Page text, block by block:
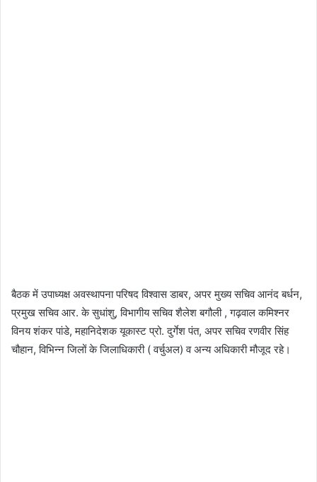
बैठक में उपाध्यक्ष अवस्थापना परिषद विश्वास डाबर, अपर मुख्य सचिव आनंद बर्धन,
प्रमुख सचिव आर. के सुधांशु, विभागीय सचिव शैलेश बगौली , गढ़वाल कमिश्नर
विनय शंकर पांडे, महानिदेशक यूकास्ट प्रो. दुर्गेश पंत, अपर सचिव रणवीर सिंह
चौहान, विभिन्न जिलों के जिलाधिकारी ( वर्चुअल) व अन्य अधिकारी मौजूद रहे।